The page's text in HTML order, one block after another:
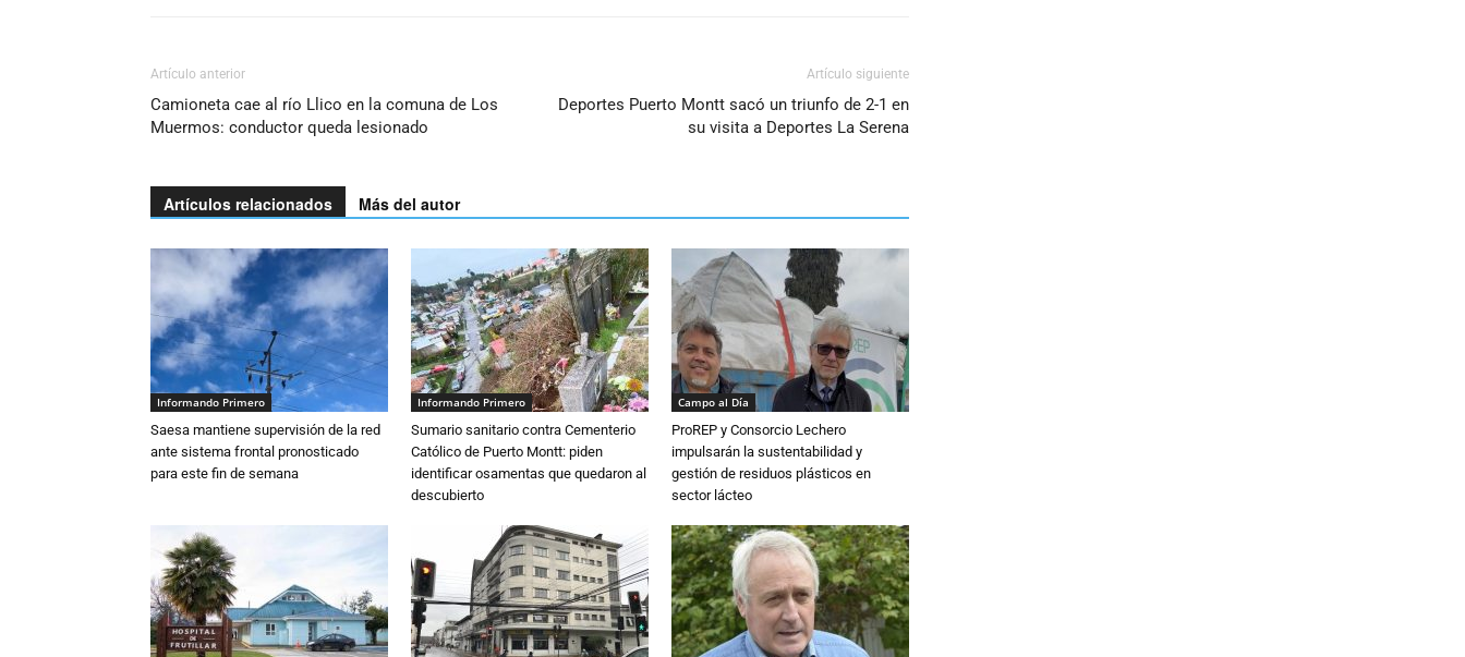
Artículo anterior
Camioneta cae al río Llico en la comuna de Los
Muermos: conductor queda lesionado
Artículo siguiente
Deportes Puerto Montt sacó un triunfo de 2-1 en
su visita a Deportes La Serena
Artículos relacionados Más del autor
Informando Primero
Saesa mantiene supervisión de la red
ante sistema frontal pronosticado
para este fin de semana
Informando Primero
Sumario sanitario contra Cementerio
Católico de Puerto Montt: piden
identificar osamentas que quedaron al
descubierto
Campo al Día
ProREP y Consorcio Lechero
impulsarán la sustentabilidad y
gestión de residuos plásticos en
sector lácteo